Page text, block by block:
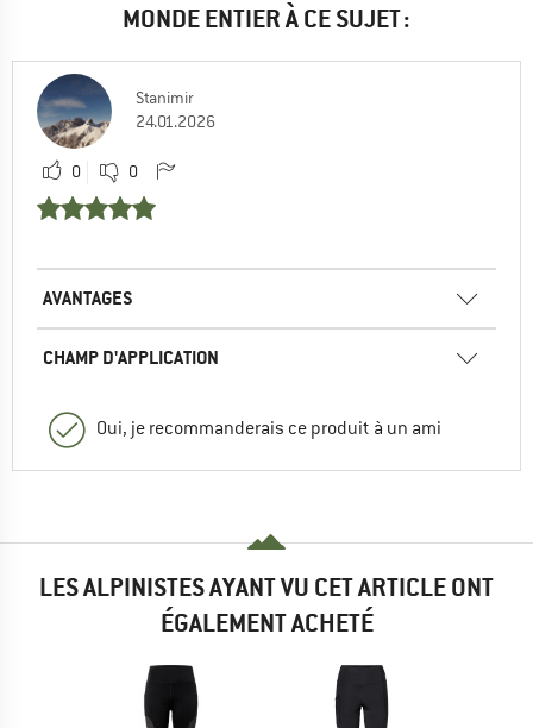
MONDE ENTIER À CE SUJET :
Stanimir
24.01.2026
0 0
AVANTAGES
CHAMP D'APPLICATION
Oui, je recommanderais ce produit à un ami
LES ALPINISTES AYANT VU CET ARTICLE ONT
ÉGALEMENT ACHETÉ